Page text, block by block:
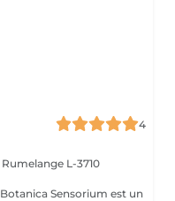
4
Rumelange L-3710